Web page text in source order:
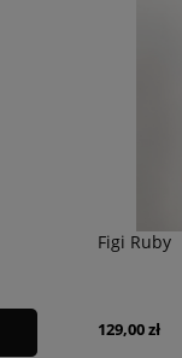
Figi Ruby
129,00 zł